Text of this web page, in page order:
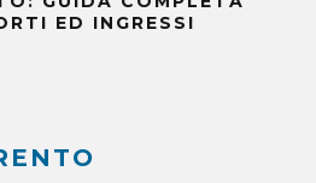
ED INGRESSI